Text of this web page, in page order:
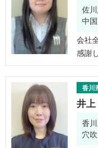
佐
中
会社
感謝
香川
井上
香
穴